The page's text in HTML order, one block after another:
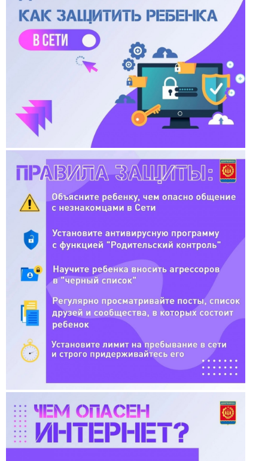
Клубы
Антей
Апогей
Каравелла
Комета
Космос
Корунд
Лира
Мечта
Оберег
Орбита
Орлёнок
Пионер
Ровесник
Фортуна
Химик
Психолог спешит на помощь
Фото
06.05.2022 Наш дворик: до и после Победы
(пр.Ленина)
(пр.Чкалова)
26.04.2022 Экскурсия в лабораторию по
мониторингу загрязнения окружающей среды
Дзержинск